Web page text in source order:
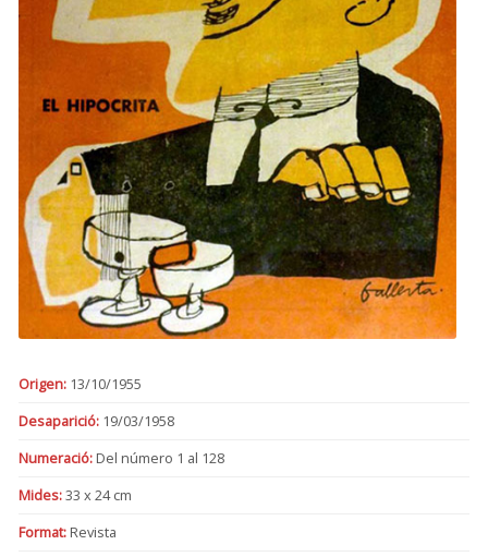
Origen:13/10/1955
Desaparició:19/03/1958
Numeració:Del número 1 al 128
Mides:33 x 24 cm
Format:Revista